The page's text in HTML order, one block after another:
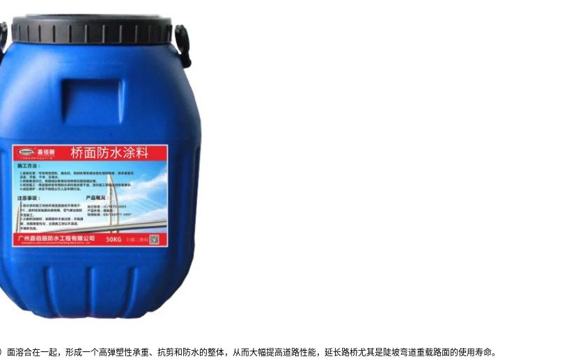
溶合在一起，形成一个高弹塑性承重、抗剪和防水的整体，从而大幅提高道路性能，延长路桥尤其是陡坡弯道重载路面的使用寿命。